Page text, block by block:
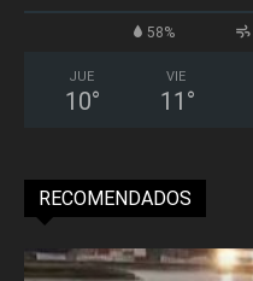
58%
JUE
10°
VIE
11 °
RECOMENDADOS